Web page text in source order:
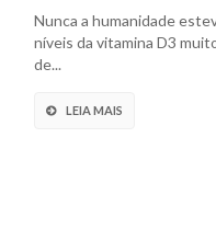
Nunca a humanidade
níveis da vitamina D3
de...
LEIA MAIS